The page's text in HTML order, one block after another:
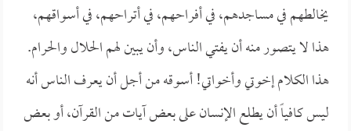
يخالطهم في مساجدهم، في أفراحهم، في أتراحهم، في أسواقهم،
هذا لا يتصور منه أن يفتي الناس، وأن يبين لهم الحلال والحرام.
هذا الكلام إخوتي وأخواتي! أسوقه من أجل أن يعرف الناس أنه
ليس كافياً أن يطلع الإنسان على بعض آيات من القرآن، أو بعض